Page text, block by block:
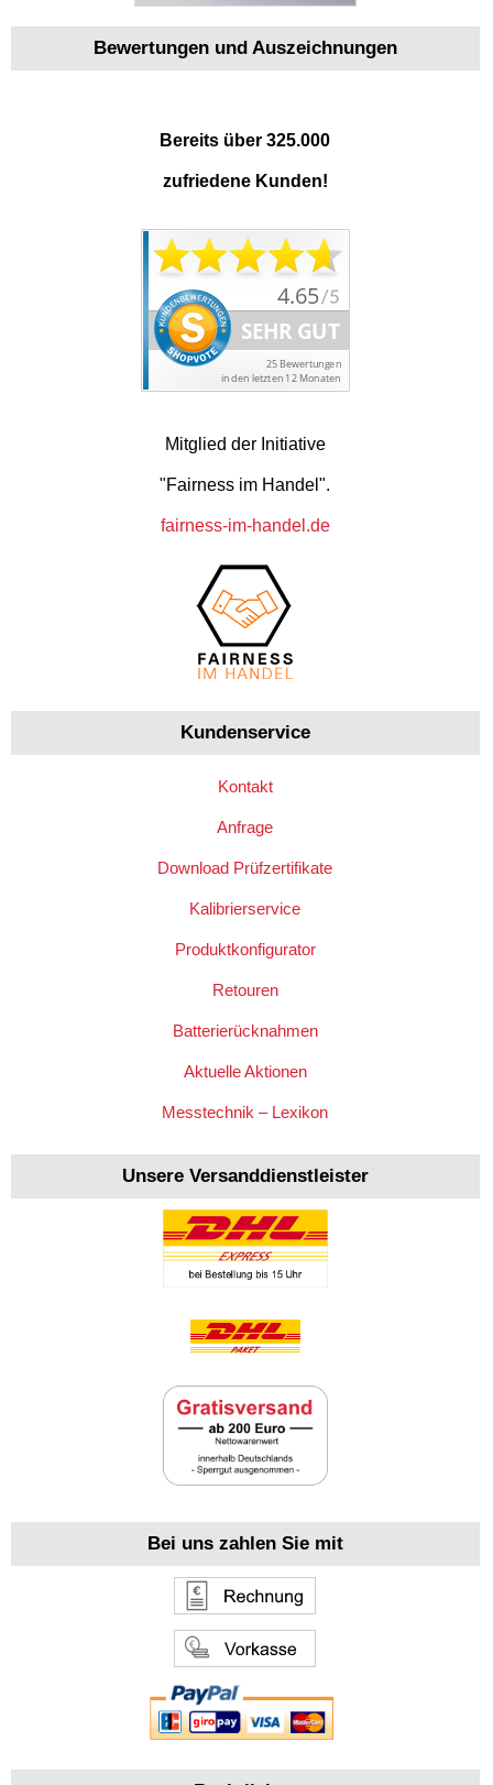
Bewertungen und Auszeichnungen
Bereits über 325.000
zufriedene Kunden!
Mitglied der Initiative
"Fairness im Handel".
fairness-im-handel.de
Kundenservice
Kontakt
Anfrage
Download Prüfzertifikate
Kalibrierservice
Produktkonfigurator
Retouren
Batterierücknahmen
Aktuelle Aktionen
Messtechnik – Lexikon
Unsere Versanddienstleister
Bei uns zahlen Sie mit